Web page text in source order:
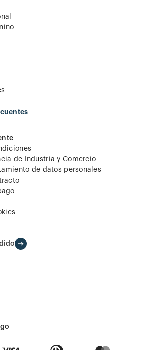
de Industria y Comercio
de datos personales